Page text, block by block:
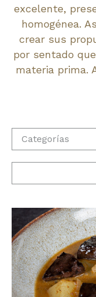
excelente,
homogénea.
crear sus
por sentado
materia prima.
Categorías